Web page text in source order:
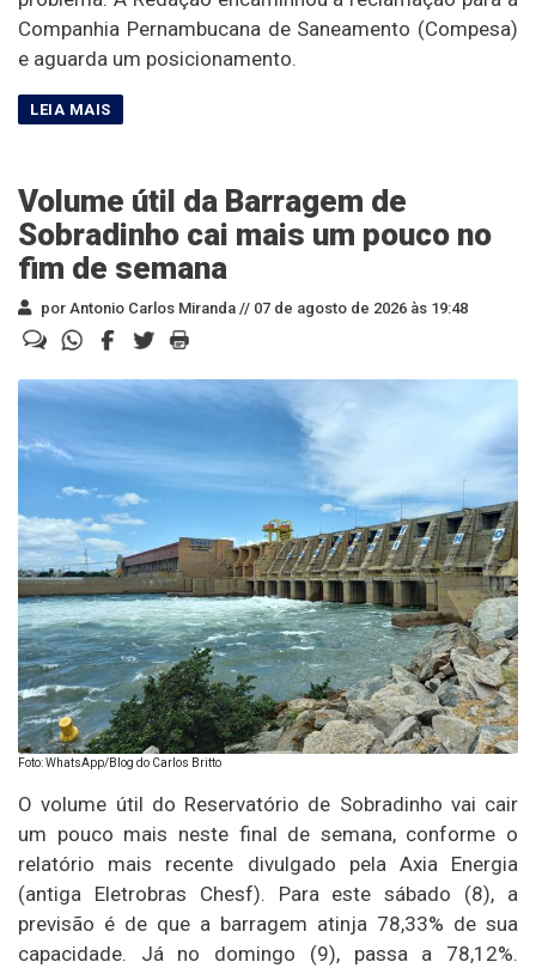
Companhia Pernambucana de Saneamento (Compesa)
e aguarda um posicionamento.
Volume útil da Barragem de
Sobradinho cai mais um pouco no
fim de semana
por Antonio Carlos Miranda // 07 de agosto de 2026 às 19:48
Foto: WhatsApp/Blog do Carlos Britto
O volume útil do Reservatório de Sobradinho vai cair
um pouco mais neste final de semana, conforme o
relatório mais recente divulgado pela Axia Energia
(antiga Eletrobras Chesf). Para este sábado (8), a
previsão é de que a barragem atinja 78,33% de sua
capacidade. Já no domingo (9), passa a 78,12%.